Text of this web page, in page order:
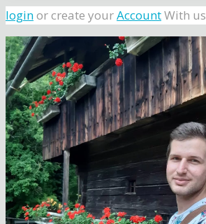
loginor create yourAccountWith us